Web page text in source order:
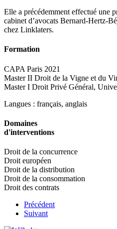
Elle a précédemment effectué une
cabinet d’avocats Bernard-Hertz-
chez Linklaters.
Formation
CAPA Paris 2021
Master II Droit de la Vigne et du
Master I Droit Privé Général,
Langues : français, anglais
Domaines
d'interventions
Droit de la concurrence
Droit européen
Droit de la distribution
Droit de la consommation
Droit des contrats
Précédent
Suivant